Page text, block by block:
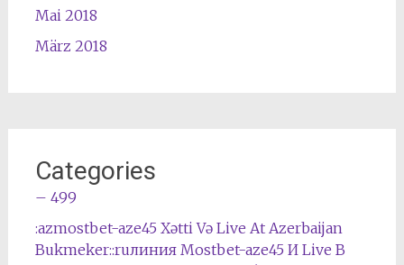
Mai 2018
März 2018
Categories
– 499
:azmostbet-aze45 Xətti Və Live At Azerbaijan
Bukmeker::ruлиния Mostbet-aze45 И Live В